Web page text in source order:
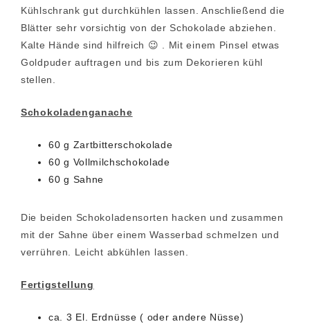
Kühlschrank gut durchkühlen lassen. Anschließend die
Blätter sehr vorsichtig von der Schokolade abziehen.
Kalte Hände sind hilfreich 😉 . Mit einem Pinsel etwas
Goldpuder auftragen und bis zum Dekorieren kühl
stellen.
Schokoladenganache
60 g Zartbitterschokolade
60 g Vollmilchschokolade
60 g Sahne
Die beiden Schokoladensorten hacken und zusammen
mit der Sahne über einem Wasserbad schmelzen und
verrühren. Leicht abkühlen lassen.
Fertigstellung
ca. 3 El. Erdnüsse ( oder andere Nüsse)